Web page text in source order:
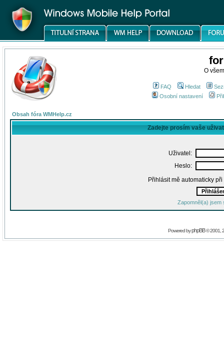
O
FAQ Hledat
Osobní nastavení
Obsah fóra WMHelp.cz
Zadejte prosím vaše
Uživatel:
Heslo:
Přihlásit mě automaticky
Zapomněl(a) jsem
Powered byphpBB© 2001,